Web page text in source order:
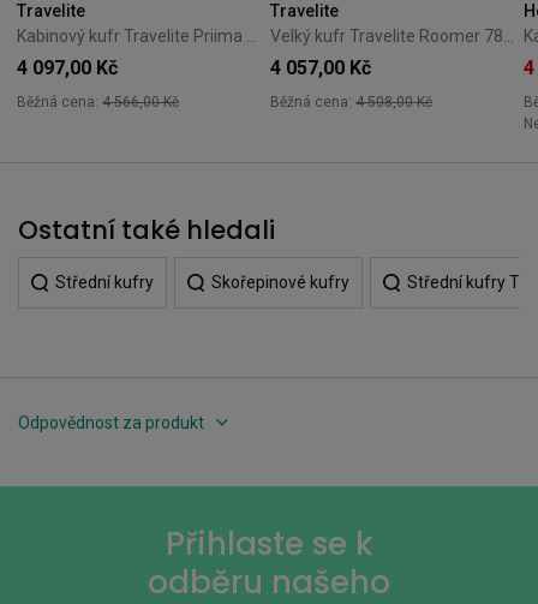
Travelite
4 097,00 Kč
Běžná cena: 4 566,00 Kč
Travelite
4 057,00 Kč
Běžná cena: 4 508,00 Kč
4
Ostatní také hledali
Střední kufry Skořepinové kufry Střední kufry
Odpovědnost za produkt
Přihlaste se k
odběru našeho